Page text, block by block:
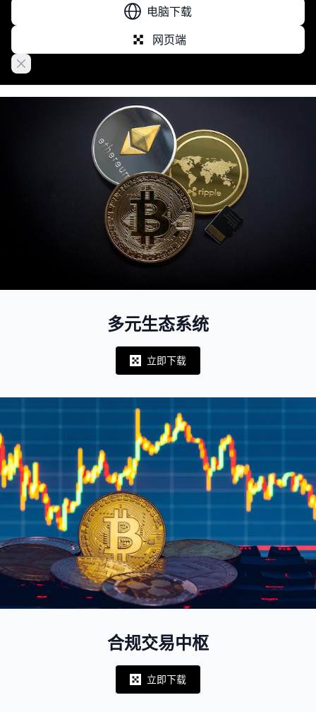
电脑下载
网页端
Close banner
多元生态系统
Notifications
立即下载
合规交易中枢
Notifications
立即下载